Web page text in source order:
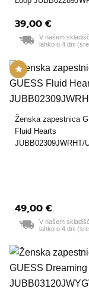
39,00 €
V našem
lahko o 4 dni
Ženska zapestnica
Fluid Hearts
JUBB02309JWRHT/
49,00 €
V našem
lahko o 4 dni